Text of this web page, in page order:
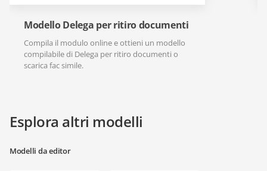
Modello Delega per ritiro documenti
Compila il modulo online e ottieni un modello
compilabile di Delega per ritiro documenti o
scarica fac simile.
Esplora altri modelli
Modelli da editor